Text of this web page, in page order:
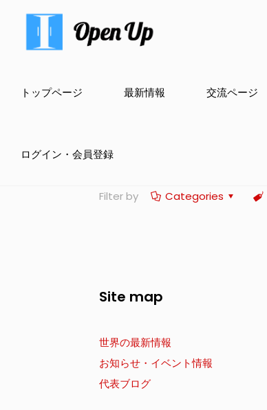
トップページ 最新情報 交流ページ
ログイン・会員登録
Filter by Categories
Site map
世界の最新情報
お知らせ・イベント情報
代表ブログ